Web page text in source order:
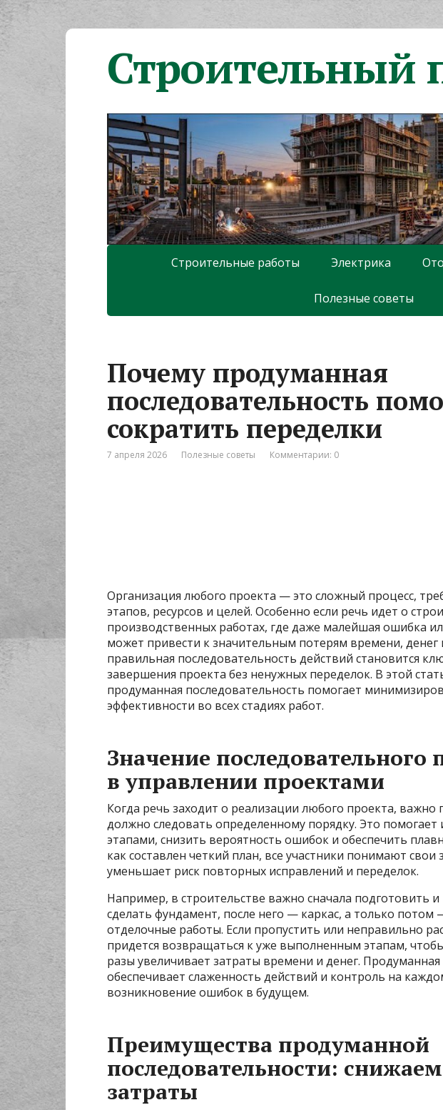
Строительный
Строительные работы Электрика
Полезные советы
Почему продуманная
последовательность
сократить переделки
7 апреля 2026 Полезные советы Комментарии: 0
Организация любого проекта — это сложный процесс,
этапов, ресурсов и целей. Особенно если речь идет о
производственных работах, где даже малейшая ошибка
может привести к значительным потерям времени, денег
правильная последовательность действий становится
завершения проекта без ненужных переделок. В этой
продуманная последовательность помогает
эффективности во всех стадиях работ.
Значение последовательного
в управлении проектами
Когда речь заходит о реализации любого проекта, важно
должно следовать определенному порядку. Это
этапами, снизить вероятность ошибок и обеспечить
как составлен четкий план, все участники понимают свои
уменьшает риск повторных исправлений и переделок.
Например, в строительстве важно сначала подготовить
сделать фундамент, после него — каркас, а только
отделочные работы. Если пропустить или неправильно
придется возвращаться к уже выполненным этапам,
разы увеличивает затраты времени и денег.
обеспечивает слаженность действий и контроль на
возникновение ошибок в будущем.
Преимущества продуманной
последовательности:
затраты